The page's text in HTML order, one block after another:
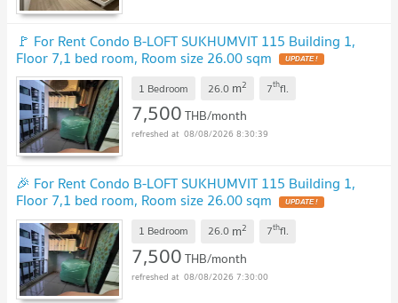
🚩 For Rent Condo B-LOFT SUKHUMVIT 115 Building 1,
Floor 7,1 bed room, Room size 26.00 sqm UPDATE !
1 Bedroom 26.0 m2 7thfl.
7,500THB/month
08/08/2026 8:30:39
🎉 For Rent Condo B-LOFT SUKHUMVIT 115 Building 1,
Floor 7,1 bed room, Room size 26.00 sqm UPDATE !
1 Bedroom 26.0 m2 7thfl.
7,500THB/month
08/08/2026 7:30:00